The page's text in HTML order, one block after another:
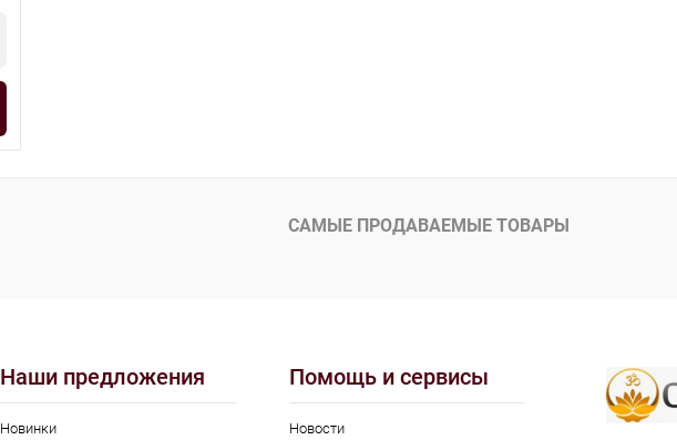
САМЫЕ ПРОДАВАЕМЫЕ ТОВАРЫ
Наши предложения
Новинки
Помощь и сервисы
Новости